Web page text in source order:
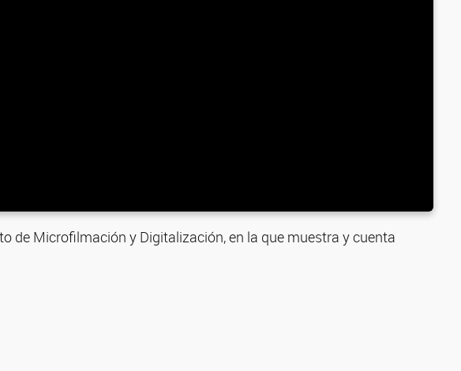
de Microfilmación y Digitalización, en la que muestra y cuenta